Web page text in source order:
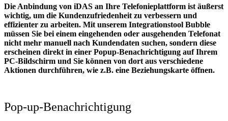
Die Anbindung von iDAS an Ihre Telefonieplattform ist äußerst
wichtig, um die Kundenzufriedenheit zu verbessern und
effizienter zu arbeiten. Mit unserem Integrationstool Bubble
müssen Sie bei einem eingehenden oder ausgehenden Telefonat
nicht mehr manuell nach Kundendaten suchen, sondern diese
erscheinen direkt in einer Popup-Benachrichtigung auf Ihrem
PC-Bildschirm und Sie können von dort aus verschiedene
Aktionen durchführen, wie z.B. eine Beziehungskarte öffnen.
Pop-up-Benachrichtigung